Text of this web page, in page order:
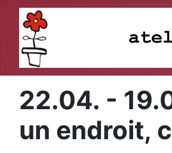
22.04. -
un endroit,